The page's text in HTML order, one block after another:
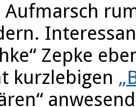
Aufmarsch
Zepke
kurzlebigen